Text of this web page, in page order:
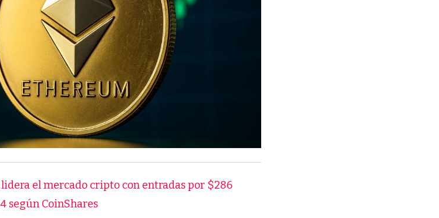
el mercado cripto con entradas por $286
según CoinShares